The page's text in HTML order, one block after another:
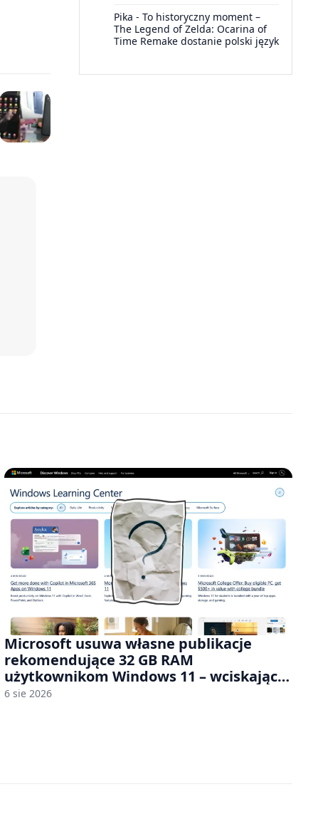
Pika - To historyczny moment –
The Legend of Zelda: Ocarina of
Time Remake dostanie polski język
Microsoft usuwa własne publikacje
rekomendujące 32 GB RAM
użytkownikom Windows 11 – wciskając
nam przy tym komputery z 8 GB RAM po
6 sie 2026